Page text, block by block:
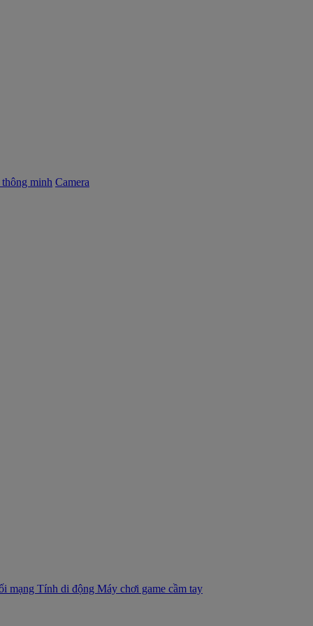
minh Camera
mạng Tính di động Máy chơi game cầm tay